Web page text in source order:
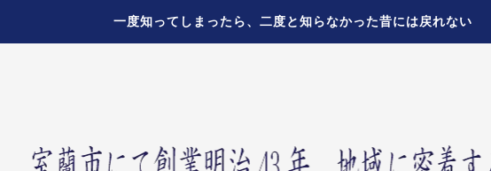
一度知ってしまったら、二度と知らなかった昔には戻れない